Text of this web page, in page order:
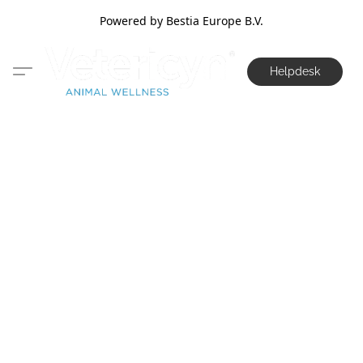
Powered by Bestia Europe B.V.
Helpdesk